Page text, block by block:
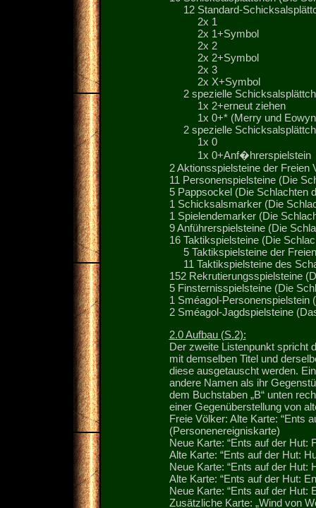
12 Standard-
2x 1
2x 1+Symbol
2x 2
2x 2+Symbol
2x 3
2x X+Symbol
2 spezielle
1x 2+erneut ziehen
1x 0+* (Merry und
2 spezielle
1x 0
1x 0+Anf�hrerspielstein
2 Aktionsspielsteine der
11 Personenspielsteine (Die
5 Pappsockel (Die Schlachten
1 Schicksalsmarker (Die
1 Spielendemarker (Die
9 Anführerspielsteine (Die
16 Taktikspielsteine (Die
5 Taktikspielsteine der
11 Taktikspielsteine des
152 Rekrutierungsspielsteine
5 Finsternisspielsteine (Die
1 Sméagol-Personenspielstein
2 Sméagol-Jagdspielsteine
2.0 Aufbau (S.2):
Der zweite Listenpunkt spricht
mit demselben Titel und
diese ausgetauscht werden.
andere Namen als ihr
dem Buchstaben „B“ unten
einer Gegenüberstellung von
Freie Völker: Alte Karte: “Ents
(Personenereigniskarte)
Neue Karte: “Ents auf der Hut:
Alte Karte: “Ents auf der Hut:
Neue Karte: “Ents auf der Hut:
Alte Karte: “Ents auf der Hut:
Neue Karte: “Ents auf der Hut:
Zusätzliche Karte: „Wind von